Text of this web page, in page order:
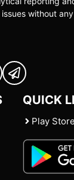
without
QUICK
Play Store